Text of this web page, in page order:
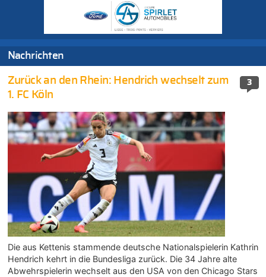
Nachrichten
3
Zurück an den Rhein: Hendrich wechselt zum
1. FC Köln
Die aus Kettenis stammende deutsche Nationalspielerin Kathrin
Hendrich kehrt in die Bundesliga zurück. Die 34 Jahre alte
Abwehrspielerin wechselt aus den USA von den Chicago Stars